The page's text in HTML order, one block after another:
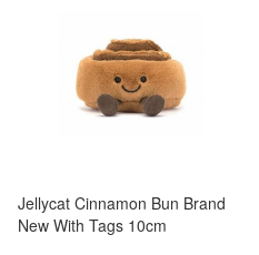
Jellycat Cinnamon Bun Brand
New With Tags 10cm